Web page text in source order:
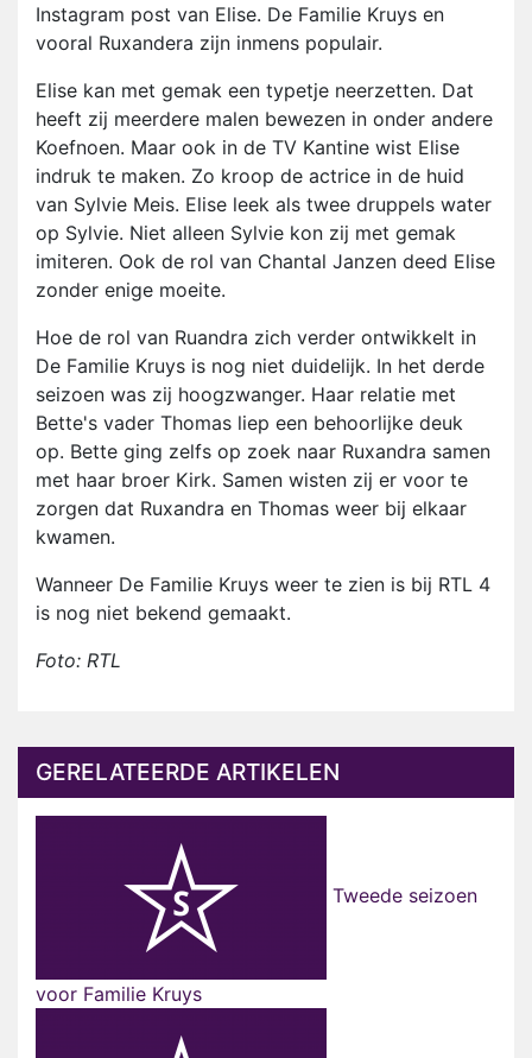
Instagram post van Elise. De Familie Kruys en
vooral Ruxandera zijn inmens populair.
Elise kan met gemak een typetje neerzetten. Dat
heeft zij meerdere malen bewezen in onder andere
Koefnoen. Maar ook in de TV Kantine wist Elise
indruk te maken. Zo kroop de actrice in de huid
van Sylvie Meis. Elise leek als twee druppels water
op Sylvie. Niet alleen Sylvie kon zij met gemak
imiteren. Ook de rol van Chantal Janzen deed Elise
zonder enige moeite.
Hoe de rol van Ruandra zich verder ontwikkelt in
De Familie Kruys is nog niet duidelijk. In het derde
seizoen was zij hoogzwanger. Haar relatie met
Bette's vader Thomas liep een behoorlijke deuk
op. Bette ging zelfs op zoek naar Ruxandra samen
met haar broer Kirk. Samen wisten zij er voor te
zorgen dat Ruxandra en Thomas weer bij elkaar
kwamen.
Wanneer De Familie Kruys weer te zien is bij RTL 4
is nog niet bekend gemaakt.
Foto: RTL
GERELATEERDE ARTIKELEN
Tweede seizoen
voor Familie Kruys